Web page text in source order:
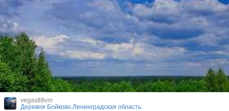
vegas88vm
Деревня Бойково.Ленинградская область.